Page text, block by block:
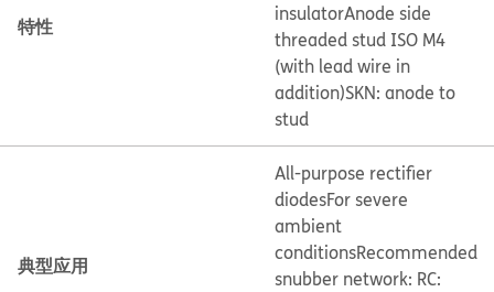
特性
insulatorAnode side
threaded stud ISO M4
(with lead wire in
addition)SKN: anode to
stud
典型应用
All-purpose rectifier
diodesFor severe
ambient
conditionsRecommended
snubber network: RC: